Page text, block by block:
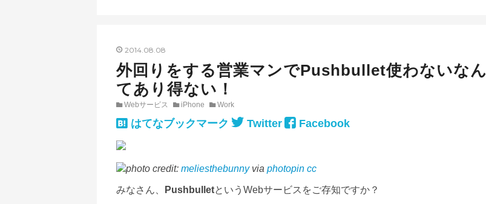
2014 08 08
外回りをする営業マンでPushbullet使わないなん
てあり得ない！
Webサービス iPhone Work
はてなブックマーク Twitter Facebook
photo credit: meliesthebunnyvia photopin cc
みなさん、 Pushbulletという Webサービス をご存知ですか？